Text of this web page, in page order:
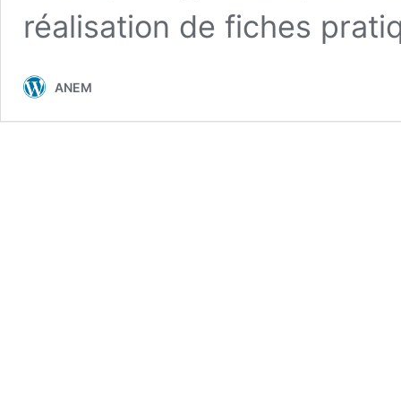
réalisation de fiches
ANEM